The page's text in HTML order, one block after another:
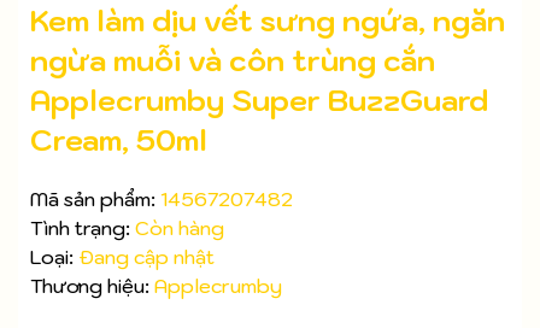
Kem làm dịu vết sưng ngứa, ngăn
ngừa muỗi và côn trùng cắn
Applecrumby Super BuzzGuard
Cream, 50ml
Mã sản phẩm: 14567207482
Tình trạng: Còn hàng
Loại: Đang cập nhật
Thương hiệu: Applecrumby